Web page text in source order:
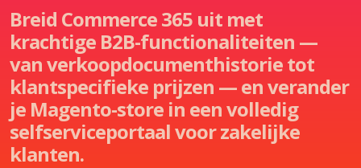
Breid Commerce 365 uit met
krachtige B2B-functionaliteiten —
van verkoopdocumenthistorie tot
klantspecifieke prijzen — en verander
je Magento-store in een volledig
selfserviceportaal voor zakelijke
klanten.